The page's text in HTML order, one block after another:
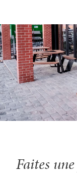
Faites